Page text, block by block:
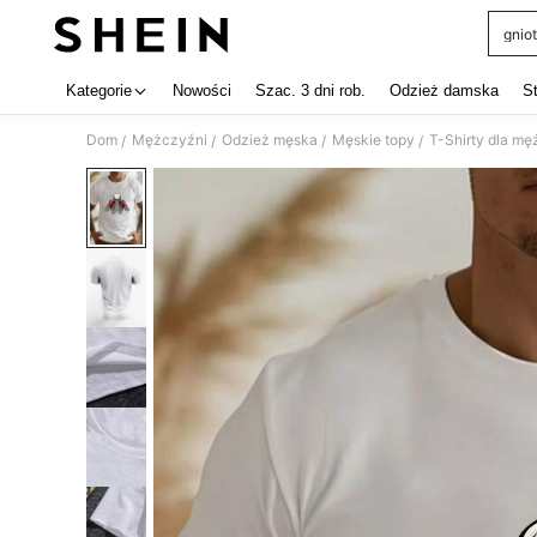
Kategorie Nowości Szac. 3 dni rob. Odzież damska
Dom / Mężczyźni / Odzież męska / Męskie topy / T-Shirty dla